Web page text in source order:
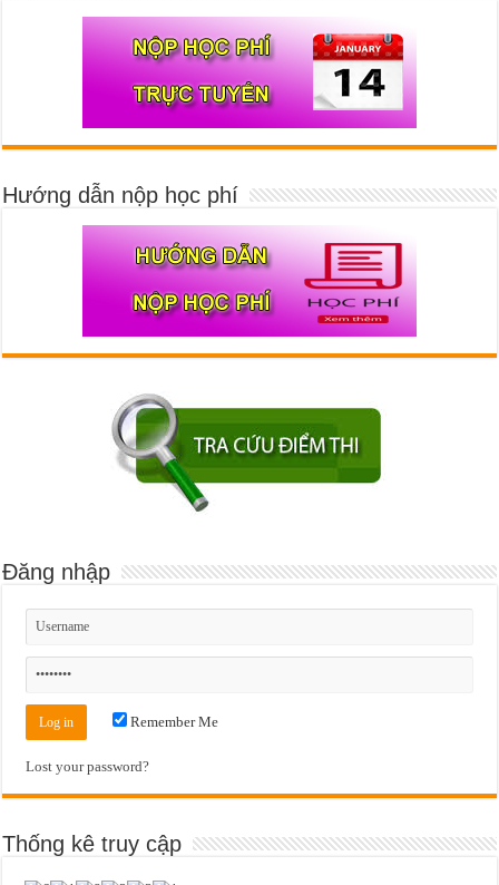
Hướng dẫn nộp học phí
Đăng nhập
Remember Me
Lost your password?
Thống kê truy cập